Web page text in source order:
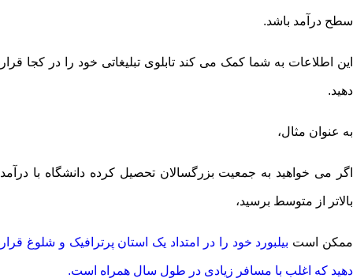
سطح درآمد باشد.
این اطلاعات به شما کمک می کند تابلوی تبلیغاتی خود را در کجا قرار
دهید.
به عنوان مثال،
اگر می خواهید به جمعیت بزرگسالان تحصیل کرده دانشگاه با درآمد
بالاتر از متوسط ​​برسید،
ممکن است بیلبورد خود را در امتداد یک استان پرترافیک و شلوغ قرار
دهید که اغلب با مسافر زیادی در طول سال همراه است.